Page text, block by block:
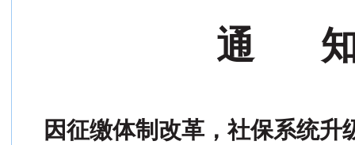
通
因征缴体制改革，社保系统升